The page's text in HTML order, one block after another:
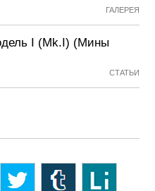
ГАЛЕРЕЯ
I (Mk.I) (Мины
СТАТЬИ